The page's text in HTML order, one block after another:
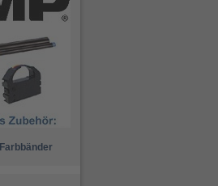
Farbbänder